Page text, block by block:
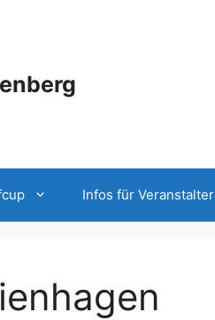
Infos für Veranstalter